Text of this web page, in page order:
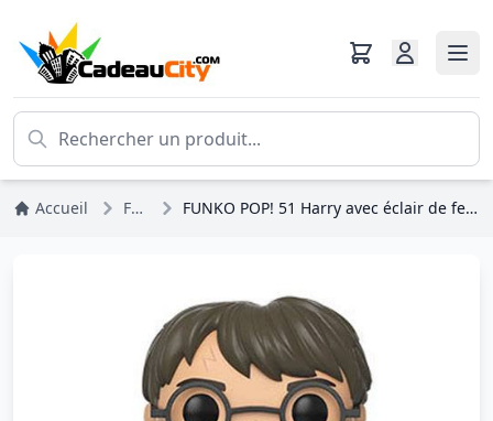
Accueil Figurines FUNKO POP! 51 Harry avec éclair de feu et plume en exclusivité - Harry Potter